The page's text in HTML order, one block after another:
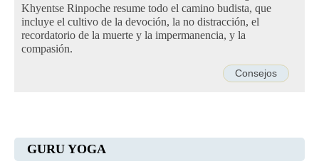
Khyentse Rinpoche resume todo el camino budista, que
incluye el cultivo de la devoción, la no distracción, el
recordatorio de la muerte y la impermanencia, y la
compasión.
Consejos
GURU YOGA